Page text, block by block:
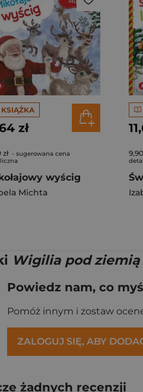
KSIĄŻKA
zł
- sugerowana cena
wyścig
Michta
Wigilia pod ziemią
Powiedz nam, co
Pomóż innym i zostaw
ZALOGUJ SIĘ, ABY
żadnych recenzji